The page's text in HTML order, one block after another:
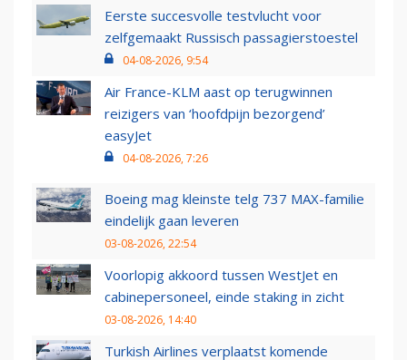
Eerste succesvolle testvlucht voor
zelfgemaakt Russisch passagierstoestel
04-08-2026, 9:54
Air France-KLM aast op terugwinnen
reizigers van ‘hoofdpijn bezorgend’
easyJet
04-08-2026, 7:26
Boeing mag kleinste telg 737 MAX-familie
eindelijk gaan leveren
03-08-2026, 22:54
Voorlopig akkoord tussen WestJet en
cabinepersoneel, einde staking in zicht
03-08-2026, 14:40
Turkish Airlines verplaatst komende